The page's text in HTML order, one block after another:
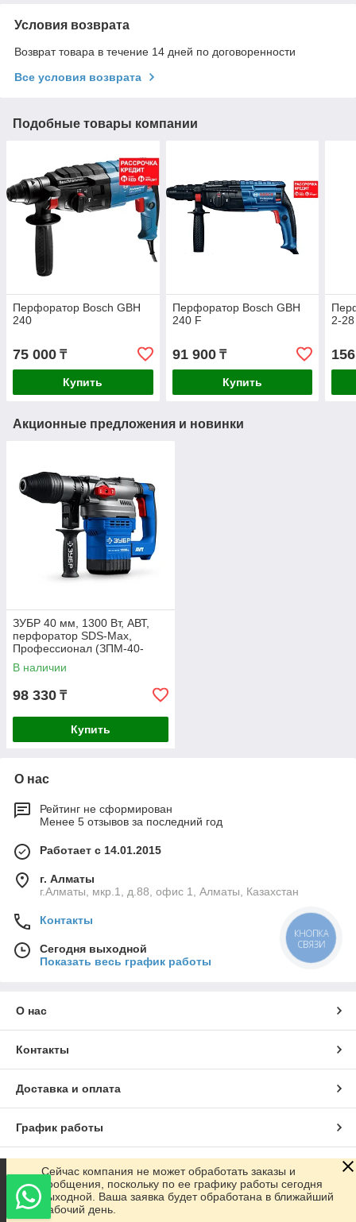
Условия возврата
Возврат товара в течение 14 дней по договоренности
Все условия возврата
Подобные товары компании
Перфоратор Bosch GBH
240
75 000 ₸
Купить
Перфоратор Bosch GBH
240 F
91 900₸
Купить
2-28
Акционные предложения и новинки
ЗУБР 40 мм, 1300 Вт, АВТ,
перфоратор SDS-Max,
Профессионал (ЗПМ-40-
1300 ЭВ)
В наличии
98 330 ₸
Купить
О нас
Рейтинг не сформирован
Менее 5 отзывов за последний год
Работает с 14.01.2015
г. Алматы
г.Алматы, мкр.1, д.88, офис 1, Алматы, Казахстан
Контакты
Сегодня выходной
Показать весь график работы
О нас
Контакты
Доставка и оплата
График работы
Полная версия сайта
Сайт создан на маркетплейсе Satu.kz
Сейчас компания не может обработать заказы и
сообщения, поскольку по ее графику работы сегодня
выходной. Ваша заявка будет обработана в ближайший
рабочий день.
КНОПКА
СВЯЗИ